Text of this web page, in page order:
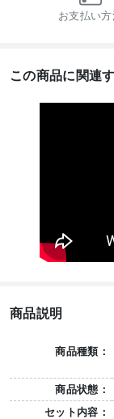
お支払い
この商品に関連
商品説明
商品種類：
商品状態：
セット内容：